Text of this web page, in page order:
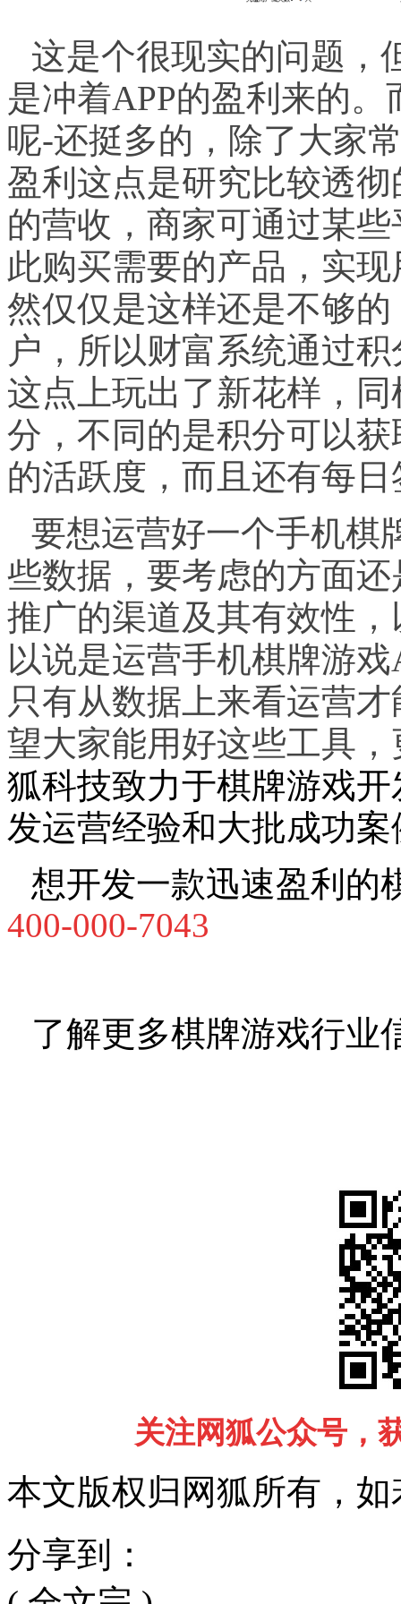
这是个很现实的问题，
是冲着APP的盈利来的。
呢-还挺多的，除了大家
盈利这点是研究比较透
的营收，商家可通过某
此购买需要的产品，实
然仅仅是这样还是不够
户，所以财富系统通过
这点上玩出了新花样，
分，不同的是积分可以
的活跃度，而且还有每
要想运营好一个手机棋
些数据，要考虑的方面
推广的渠道及其有效性
以说是运营手机棋牌游戏
只有从数据上来看运营
望大家能用好这些工具
狐科技致力于棋牌游戏
发运营经验和大批成功案
想开发一款迅速盈利的
400-000-7043
了解更多棋牌游戏行业
关注网狐公众号，
本文版权归网狐所有，
分享到：